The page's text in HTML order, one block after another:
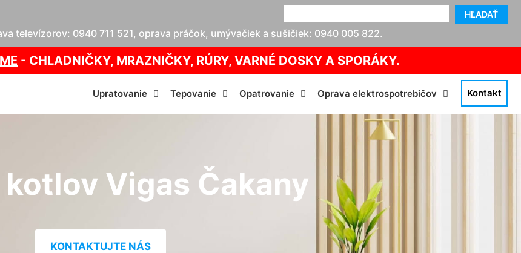
HĽADAŤ
televízorov: 0940 711 521, oprava práčok, umývačiek a sušičiek: 0940 005 822.
- CHLADNIČKY, MRAZNIČKY, RÚRY, VARNÉ DOSKY A SPORÁKY.
Upratovanie Tepovanie Opatrovanie Oprava elektrospotrebičov Kontakt
kotlov Vigas Čakany
KONTAKTUJTE NÁS